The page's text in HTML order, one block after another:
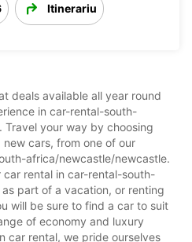
Itinerariu
deals available all year round
in car-rental-south-
your way by choosing
cars, from one of our
africa/newcastle/newcastle.
rental in car-rental-south-
part of a vacation, or renting
will be sure to find a car to suit
of economy and luxury
car rental, we pride ourselves